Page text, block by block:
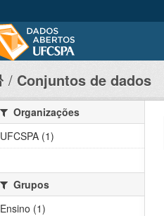
Conjuntos de dados
Organizações
UFCSPA (1)
Grupos
Ensino (1)